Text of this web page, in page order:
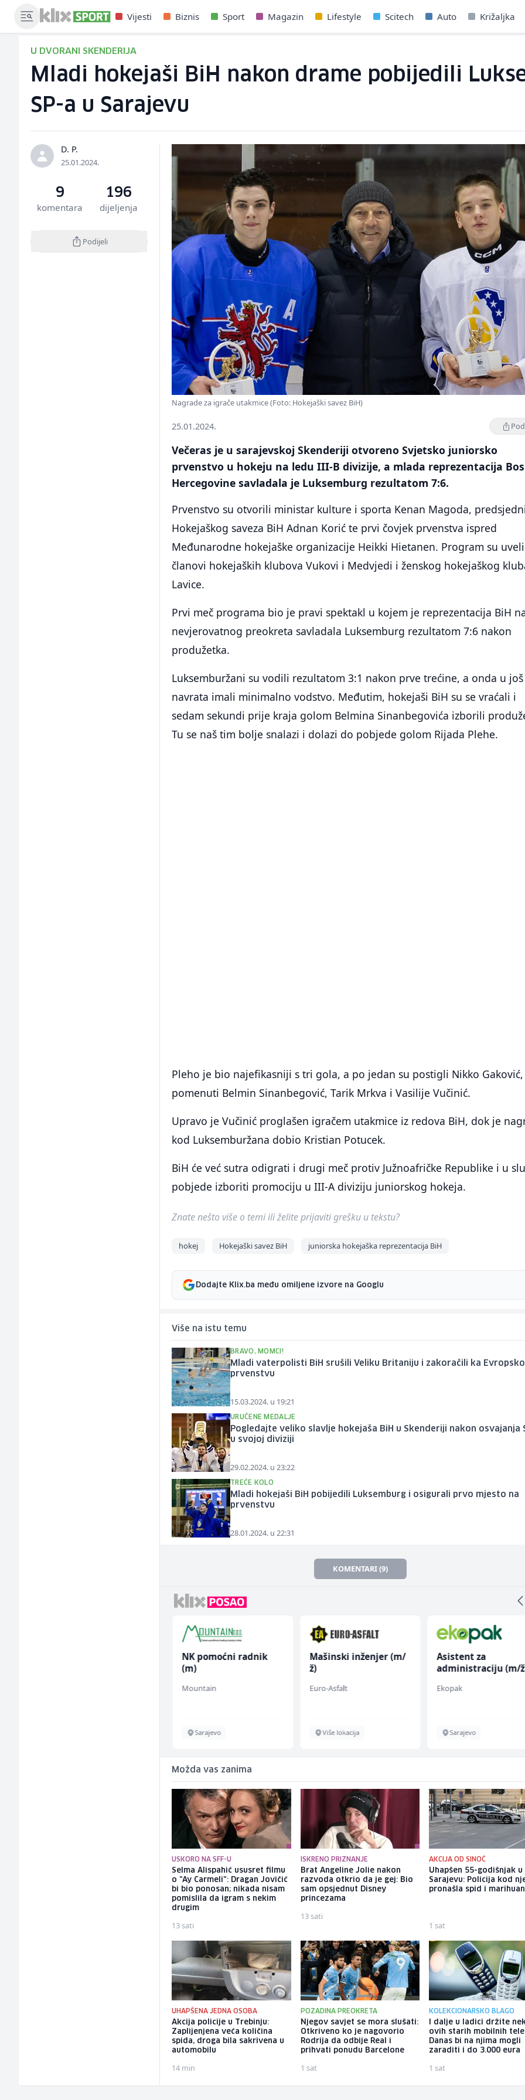
Vijesti Biznis Sport Magazin Lifestyle Scitech Auto Križaljka
U DVORANI SKENDERIJA
Mladi hokejaši BiH nakon drame pobijedili
SP-a u Sarajevu
D. P.
25.01.2024.
9
komentara
196
dijeljenja
Podijeli
Nagrade za igrače utakmice (Foto: Hokejaški savez BiH)
25.01.2024.
Večeras je u sarajevskoj Skenderiji otvoreno Svjetsko juniorsko
prvenstvo u hokeju na ledu III-B divizije, a mlada reprezentacija
Hercegovine savladala je Luksemburg rezultatom 7:6.
Prvenstvo su otvorili ministar kulture i sporta Kenan Magoda,
Hokejaškog saveza BiH Adnan Korić te prvi čovjek prvenstva ispred
Međunarodne hokejaške organizacije Heikki Hietanen. Program su
članovi hokejaških klubova Vukovi i Medvjedi i ženskog hokejaškog
Lavice.
Prvi meč programa bio je pravi spektakl u kojem je reprezentacija BiH
nevjerovatnog preokreta savladala Luksemburg rezultatom 7:6 nakon
produžetka.
Luksemburžani su vodili rezultatom 3:1 nakon prve trećine, a onda u
navrata imali minimalno vodstvo. Međutim, hokejaši BiH su se vraćali i
sedam sekundi prije kraja golom Belmina Sinanbegovića izborili
Tu se naš tim bolje snalazi i dolazi do pobjede golom Rijada Plehe.
Pleho je bio najefikasniji s tri gola, a po jedan su postigli Nikko Gaković,
pomenuti Belmin Sinanbegović, Tarik Mrkva i Vasilije Vučinić.
Upravo je Vučinić proglašen igračem utakmice iz redova BiH, dok je
kod Luksemburžana dobio Kristian Potucek.
BiH će već sutra odigrati i drugi meč protiv Južnoafričke Republike i u
pobjede izboriti promociju u III-A diviziju juniorskog hokeja.
Znate nešto više o temi ili želite prijaviti grešku u tekstu?
hokej Hokejaški savez BiH juniorska hokejaška reprezentacija BiH
Dodajte Klix.ba među omiljene izvore na Googlu
Više na istu temu
BRAVO, MOMCI!
Mladi vaterpolisti BiH srušili Veliku Britaniju i zakoračili ka
prvenstvu
15.03.2024. u 19:21
URUČENE MEDALJE
Pogledajte veliko slavlje hokejaša BiH u Skenderiji nakon osvajanja
u svojoj diviziji
29.02.2024. u 23:22
TREĆE KOLO
Mladi hokejaši BiH pobijedili Luksemburg i osigurali prvo mjesto na
prvenstvu
28.01.2024. u 22:31
KOMENTARI (9)
NK pomoćni radnik
(m)
Mountain
Sarajevo
Mašinski inženjer (m/
ž)
Euro-Asfalt
Više lokacija
Asistent za
administraciju (m/
Ekopak
Sarajevo
Možda vas zanima
USKORO NA SFF-U
Selma Alispahić ususret filmu
o "Ay Carmeli": Dragan Jovičić
bi bio ponosan; nikada nisam
pomislila da igram s nekim
drugim
13 sati
ISKRENO PRIZNANJE
Brat Angeline Jolie nakon
razvoda otkrio da je gej: Bio
sam opsjednut Disney
princezama
13 sati
AKCIJA OD SINOĆ
Uhapšen 55-godišnjak u
Sarajevu: Policija kod
pronašla spid i
1 sat
UHAPŠENA JEDNA OSOBA
Akcija policije u Trebinju:
Zaplijenjena veća količina
spida, droga bila sakrivena u
automobilu
14 min
POZADINA PREOKRETA
Njegov savjet se mora slušati:
Otkriveno ko je nagovorio
Rodrija da odbije Real i
prihvati ponudu Barcelone
1 sat
KOLEKCIONARSKO BLAGO
I dalje u ladici držite
ovih starih mobilnih
Danas bi na njima mogli
zaraditi i do 3.000 eura
1 sat